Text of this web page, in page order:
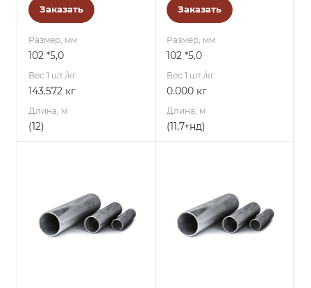
Заказать
Размер, мм
102 *5,0
Вес 1 шт./кг.
143.572 кг
Длина, м
(12)
Заказать
Размер, мм
102 *5,0
Вес 1 шт./кг.
0.000 кг
Длина, м
(11,7+нд)